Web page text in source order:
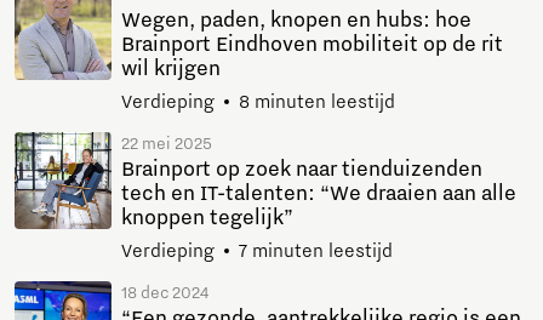
Wegen, paden, knopen en hubs: hoe
Brainport Eindhoven mobiliteit op de rit
wil krijgen
Verdieping 8 minuten leestijd
22 mei 2025
Brainport op zoek naar tienduizenden
tech en IT-talenten: “We draaien aan alle
knoppen tegelijk”
Verdieping 7 minuten leestijd
18 dec 2024